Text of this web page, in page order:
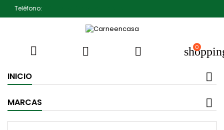
Teléfono:
   0
INICIO
MARCAS